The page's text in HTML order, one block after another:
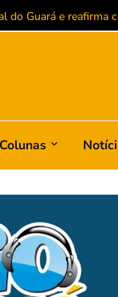
inédita no BSB
Colunas